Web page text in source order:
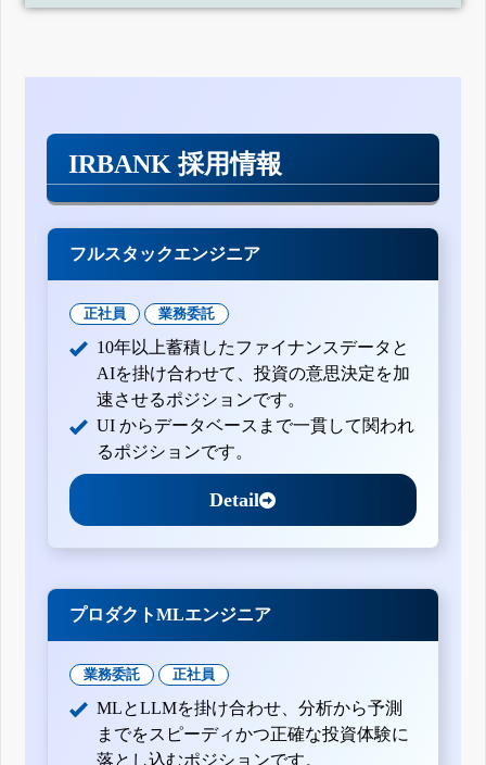
IRBANK 採用情報
フルスタックエンジニア
正社員 業務委託
10年以上蓄積したファイナンスデータと
AIを掛け合わせて、投資の意思決定を加
速させるポジションです。
UI からデータベースまで一貫して関われ
るポジションです。
Detail
プロダクトMLエンジニア
業務委託 正社員
MLとLLMを掛け合わせ、分析から予測
までをスピーディかつ正確な投資体験に
落とし込むポジションです。